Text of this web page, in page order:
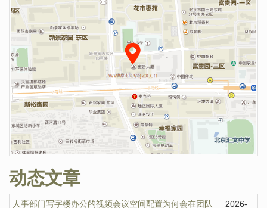
动态文章
人事部门写字楼办公的视频会议空间配置为何会在团队
2026-